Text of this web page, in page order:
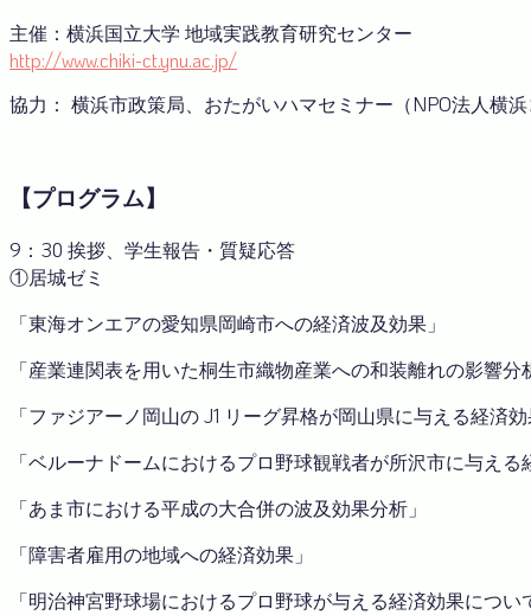
主催：横浜国立大学 地域実践教育研究センター
http://www.chiki-ct.ynu.ac.jp/
協力： 横浜市政策局、おたがいハマセミナー（NPO法人横
【プログラム】
9：30 挨拶、学生報告・質疑応答
①居城ゼミ
「東海オンエアの愛知県岡崎市への経済波及効果」
「産業連関表を用いた桐生市織物産業への和装離れの影響分
「ファジアーノ岡山の J1 リーグ昇格が岡山県に与える経済
「ベルーナドームにおけるプロ野球観戦者が所沢市に与え
「あま市における平成の大合併の波及効果分析」
「障害者雇用の地域への経済効果」
「明治神宮野球場におけるプロ野球が与える経済効果につい